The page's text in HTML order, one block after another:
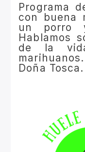
Programa
con buena
un porro
Hablamos
de la
Doña Tosca.